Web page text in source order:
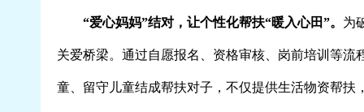
“爱心妈妈”结对，让个性化帮扶“暖入心田”。 为
关爱桥梁。通过自愿报名、资格审核、岗前培训等流
童、留守儿童结成帮扶对子，不仅提供生活物资帮